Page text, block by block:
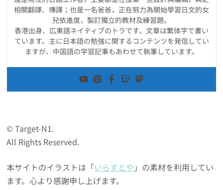
相關翻譯、傳譯；也是一名爸爸，正在努力為開始學習日文的女
兒依進度，製訂獨立的教材及練習題。
香港出身、広東語ネイティブのトラです。文章は繁体字で書い
ています。主に日本語の勉強に関するコンテンツを発信してい
ますが、中国語の学習記事もあわせて執筆しています。
© Target-N1.
All Rights Reserved.
本サイトのイラストは「いらすとや 」の素材を利用してい
ます。心より感謝申し上げます。